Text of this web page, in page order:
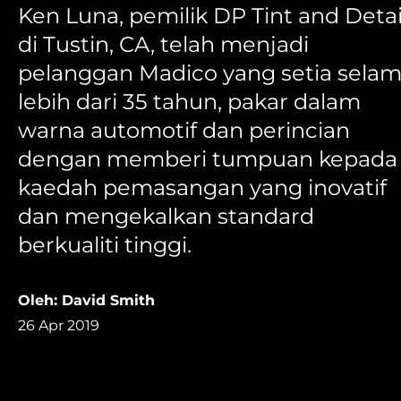
Ken Luna, pemilik DP Tint and
di Tustin, CA, telah menjadi
pelanggan Madico yang setia
lebih dari 35 tahun, pakar dalam
warna automotif dan perincian
dengan memberi tumpuan kepada
kaedah pemasangan yang inovatif
dan mengekalkan standard
berkualiti tinggi.
Oleh: David Smith
26 Apr 2019